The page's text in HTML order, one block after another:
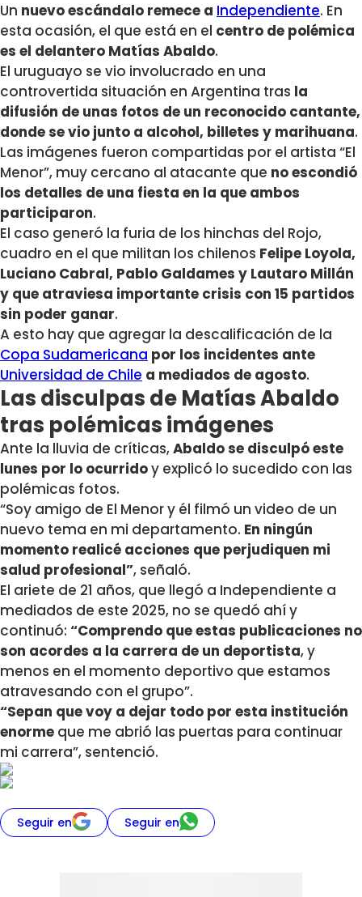
Un nuevo escándalo remece a Independiente. En
esta ocasión, el que está en el centro de polémica
es el delantero Matías Abaldo.
El uruguayo se vio involucrado en una
controvertida situación en Argentina tras la
difusión de unas fotos de un reconocido cantante,
donde se vio junto a alcohol, billetes y marihuana.
Las imágenes fueron compartidas por el artista “El
Menor”, muy cercano al atacante que no escondió
los detalles de una fiesta en la que ambos
participaron.
El caso generó la furia de los hinchas del Rojo,
cuadro en el que militan los chilenos Felipe Loyola,
Luciano Cabral, Pablo Galdames y Lautaro Millán
y que atraviesa importante crisis con 15 partidos
sin poder ganar.
A esto hay que agregar la descalificación de la
Copa Sudamericana por los incidentes ante
Universidad de Chile a mediados de agosto.
Las disculpas de Matías Abaldo
tras polémicas imágenes
Ante la lluvia de críticas,Abaldo se disculpó este
lunes por lo ocurridoy explicó lo sucedido con las
polémicas fotos.
“Soy amigo de El Menor y él filmó un video de un
nuevo tema en mi departamento. En ningún
momento realicé acciones que perjudiquen mi
salud profesional”, señaló.
El ariete de 21 años, que llegó a Independiente a
mediados de este 2025, no se quedó ahí y
continuó: “Comprendo que estas publicaciones no
son acordes a la carrera de un deportista, y
menos en el momento deportivo que estamos
atravesando con el grupo”.
“Sepan que voy a dejar todo por esta institución
enorme que me abrió las puertas para continuar
mi carrera”, sentenció.
Seguir en Seguir en